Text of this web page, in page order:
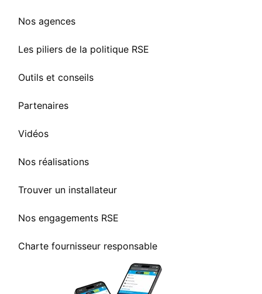
Nos agences
Les piliers de la politique RSE
Outils et conseils
Partenaires
Vidéos
Nos réalisations
Trouver un installateur
Nos engagements RSE
Charte fournisseur responsable